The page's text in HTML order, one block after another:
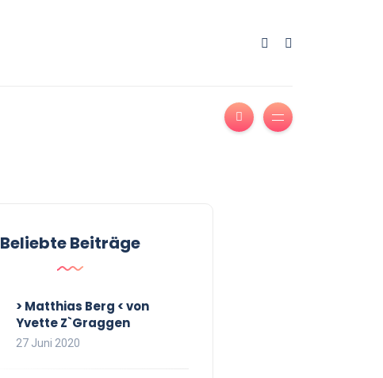
Beliebte Beiträge
> Matthias Berg < von
Yvette Z`Graggen
27 Juni 2020